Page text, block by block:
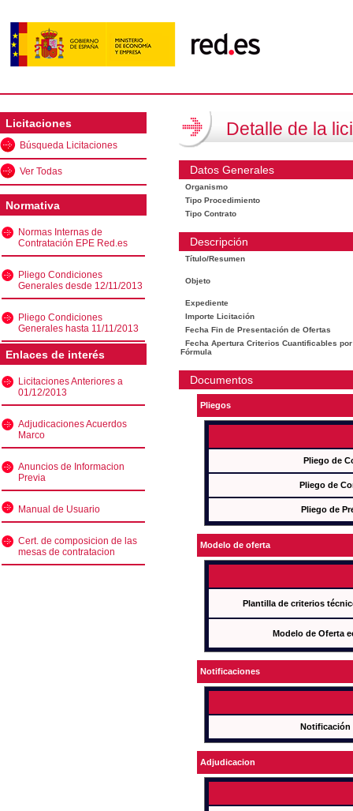
Licitaciones
Búsqueda Licitaciones
Ver Todas
Normativa
Normas Internas de
Contratación EPE Red.es
Pliego Condiciones
Generales desde 12/11/2013
Pliego Condiciones
Generales hasta 11/11/2013
Enlaces de interés
Licitaciones Anteriores a
01/12/2013
Adjudicaciones Acuerdos
Marco
Anuncios de Informacion
Previa
Manual de Usuario
Cert. de composicion de las
mesas de contratacion
Detalle de la
Datos Generales
Organismo
Tipo Procedimiento
Tipo Contrato
Descripción
Título/Resumen
Objeto
Expediente
Importe Licitación
Fecha Fin de Presentación de Ofertas
Fecha Apertura Criterios Cuantificables por
Fórmula
Documentos
Pliegos
Pliego de
Pliego de
Pliego de
Modelo de oferta
Plantilla de criterios
Modelo de Oferta
Notificaciones
Notificación
Adjudicacion